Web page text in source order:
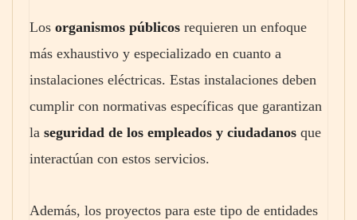
Los organismos públicos requieren un enfoque
más exhaustivo y especializado en cuanto a
instalaciones eléctricas. Estas instalaciones deben
cumplir con normativas específicas que garantizan
la seguridad de los empleados y ciudadanos que
interactúan con estos servicios.
Además, los proyectos para este tipo de entidades